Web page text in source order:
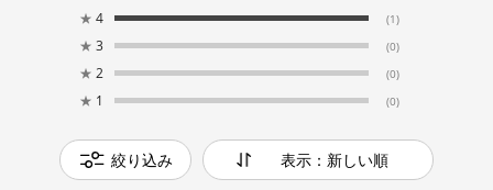
★ 4 (1)
★ 3 (0)
★ 2 (0)
★ 1 (0)
絞り込み 表示：新しい順